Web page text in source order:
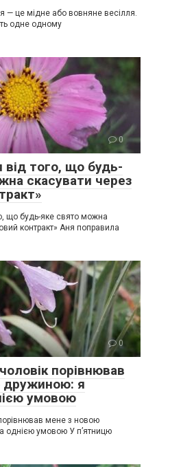
— це мідне або вовняне весілля.
одне одному
0
того, що будь-
скасувати через
що будь-яке свято можна
контракт» Аня поправила
0
порівнював
дружиною: я
умовою
мене з новою
однією умовою У п’ятницю